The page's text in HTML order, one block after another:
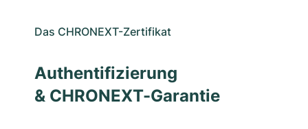
Das CHRONEXT-Zertifikat
Authentifizierung
& CHRONEXT-Garantie